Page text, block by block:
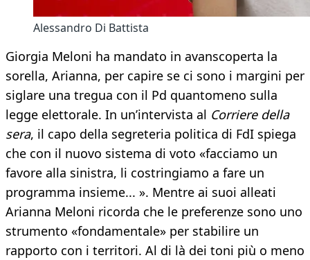
Alessandro Di Battista
Giorgia Meloni ha mandato in avanscoperta la
sorella, Arianna, per capire se ci sono i margini per
siglare una tregua con il Pd quantomeno sulla
legge elettorale. In un’intervista al Corriere della
sera, il capo della segreteria politica di FdI spiega
che con il nuovo sistema di voto «facciamo un
favore alla sinistra, li costringiamo a fare un
programma insieme... ». Mentre ai suoi alleati
Arianna Meloni ricorda che le preferenze sono uno
strumento «fondamentale» per stabilire un
rapporto con i territori. Al di là dei toni più o meno